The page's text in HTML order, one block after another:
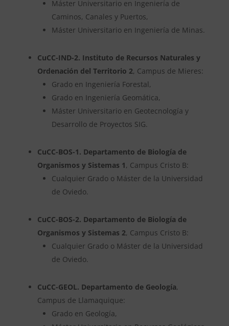
Máster Universitario en Ingeniería de
Caminos, Canales y Puertos,
Máster Universitario en Ingeniería de Minas.
CuCC-IND-2. Instituto de Recursos Naturales y
Ordenación del Territorio 2, Campus de Mieres:
Grado en Ingeniería Forestal,
Grado en Ingeniería Geomática,
Máster Universitario en Geotecnología y
Desarrollo de Proyectos SIG.
CuCC-BOS-1. Departamento de Biología de
Organismos y Sistemas 1, Campus Cristo B:
Cualquier Grado o Máster de la Universidad
de Oviedo.
CuCC-BOS-2. Departamento de Biología de
Organismos y Sistemas 2, Campus Cristo B:
Cualquier Grado o Máster de la Universidad
de Oviedo.
CuCC-GEOL. Departamento de Geología,
Campus de Llamaquique:
Grado en Geología,